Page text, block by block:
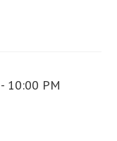
10:00 PM